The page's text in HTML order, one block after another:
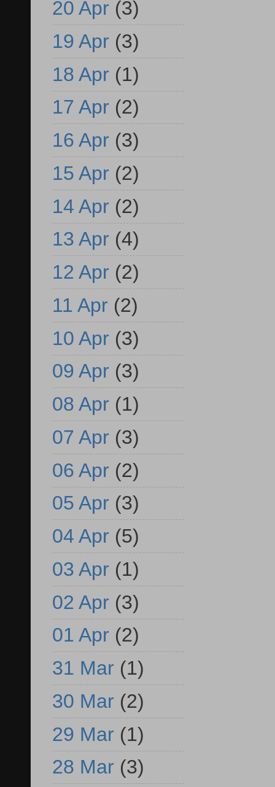
20 Apr (3)
19 Apr (3)
18 Apr (1)
17 Apr (2)
16 Apr (3)
15 Apr (2)
14 Apr (2)
13 Apr (4)
12 Apr (2)
11 Apr (2)
10 Apr (3)
09 Apr (3)
08 Apr (1)
07 Apr (3)
06 Apr (2)
05 Apr (3)
04 Apr (5)
03 Apr (1)
02 Apr (3)
01 Apr (2)
31 Mar (1)
30 Mar (2)
29 Mar (1)
28 Mar (3)